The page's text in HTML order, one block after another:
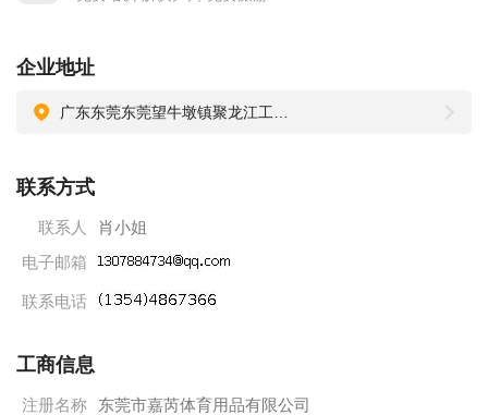
企业地址
联系方式
联系人
肖小姐
电子邮箱
联系电话
工商信息
注册名称 东莞市嘉芮体育用品有限公司